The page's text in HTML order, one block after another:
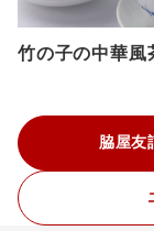
竹の子の中華風
脇屋友